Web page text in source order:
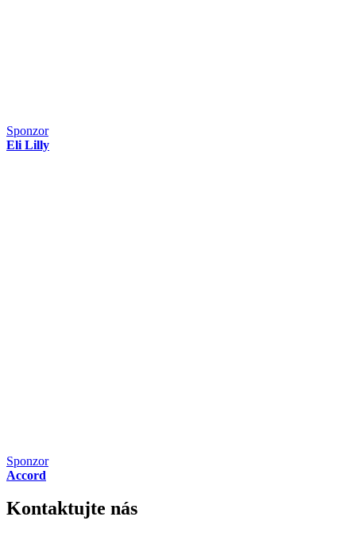
Sponzor
Eli Lilly
Sponzor
Accord
Kontaktujte nás